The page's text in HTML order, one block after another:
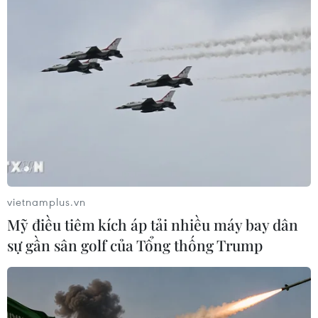
cấp với bão Dolphin
08/08/2026 07:10
08/08/2026 06:02
Xem thêm
vietnamplus.vn
Mỹ điều tiêm kích áp tải nhiều máy bay dân
sự gần sân golf của Tổng thống Trump